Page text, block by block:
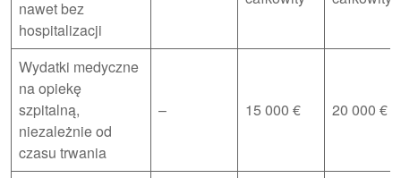
nawet bez
hospitalizacji
Wydatki medyczne
na opiekę
szpitalną,
niezależnie od
czasu trwania
– 15 000 € 20 000 €